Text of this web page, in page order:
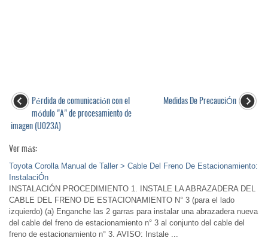
Pérdida de comunicación con el
módulo "A" de procesamiento de
imagen (U023A)
Medidas De PrecauciÓn
Ver más:
Toyota Corolla Manual de Taller > Cable Del Freno De Estacionamiento:
InstalaciÓn
INSTALACIÓN PROCEDIMIENTO 1. INSTALE LA ABRAZADERA DEL
CABLE DEL FRENO DE ESTACIONAMIENTO N° 3 (para el lado
izquierdo) (a) Enganche las 2 garras para instalar una abrazadera nueva
del cable del freno de estacionamiento n° 3 al conjunto del cable del
freno de estacionamiento n° 3. AVISO: Instale ...